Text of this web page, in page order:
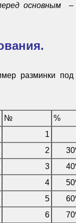
основным –
разминки под
№
%
1
2
3
4
5
6